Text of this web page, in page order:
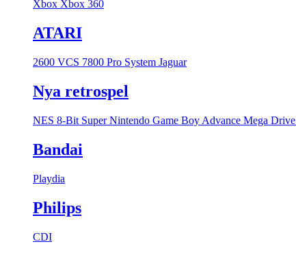
Xbox Xbox 360
ATARI
2600 VCS 7800 Pro System Jaguar
Nya retrospel
NES 8-Bit Super Nintendo Game Boy Advance Mega Drive
Bandai
Playdia
Philips
CDI